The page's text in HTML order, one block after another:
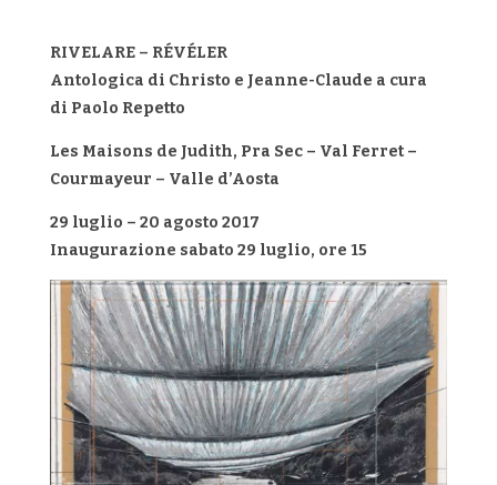
RIVELARE – RÉVÉLER
Antologica di Christo e Jeanne-Claude a cura
di Paolo Repetto
Les Maisons de Judith, Pra Sec – Val Ferret –
Courmayeur – Valle d’Aosta
29 luglio – 20 agosto 2017
Inaugurazione sabato 29 luglio, ore 15